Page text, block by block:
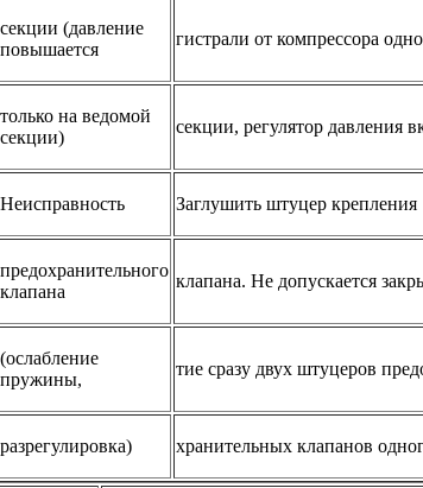
секции (давление
повышается
гистрали от компрессора
только на ведомой
секции)
секции, регулятор давления
Неисправность Заглушить штуцер крепления
предохранительного
клапана
клапана. Не допускается
(ослабление
пружины,
тие сразу двух штуцеров
разрегулировка) хранительных клапанов